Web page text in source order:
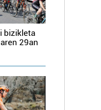
bizikleta
29an